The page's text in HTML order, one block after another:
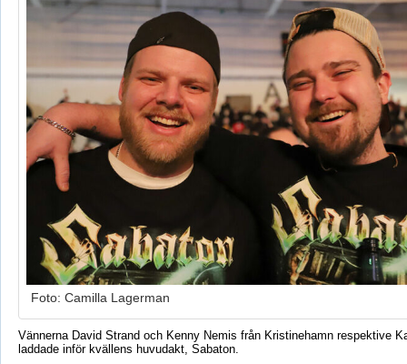
Foto: Camilla Lagerman
Vännerna David Strand och Kenny Nemis från Kristinehamn respektive
laddade inför kvällens huvudakt, Sabaton.